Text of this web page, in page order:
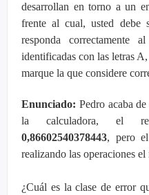
desarrollan en torno a un
frente al cual, usted debe
responda correctamente
identificadas con las letras
marque la que considere
Enunciado: Pedro acaba
la calculadora, el
0,86602540378443, pero
realizando las operaciones
¿Cuál es la clase de error